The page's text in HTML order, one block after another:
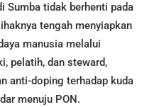
Sumba tidak berhenti pada
tengah menyiapkan
manusia melalui
pelatih, dan steward,
anti-doping terhadap kuda
menuju PON.